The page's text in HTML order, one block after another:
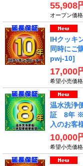
55,908
オープン価格
IHクッキ
同時にご
pwj-10]
17,000
希望小売価格
温水洗浄
証 8年 ※
入のお客
10,000
希望小売価格